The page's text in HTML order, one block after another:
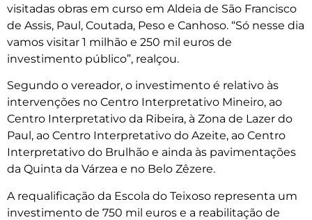
visitadas obras em curso em Aldeia de São Francisco
de Assis, Paul, Coutada, Peso e Canhoso. “Só nesse dia
vamos visitar 1 milhão e 250 mil euros de
investimento público”, realçou.
Segundo o vereador, o investimento é relativo às
intervenções no Centro Interpretativo Mineiro, ao
Centro Interpretativo da Ribeira, à Zona de Lazer do
Paul, ao Centro Interpretativo do Azeite, ao Centro
Interpretativo do Brulhão e ainda às pavimentações
da Quinta da Várzea e no Belo Zêzere.
A requalificação da Escola do Teixoso representa um
investimento de 750 mil euros e a reabilitação de